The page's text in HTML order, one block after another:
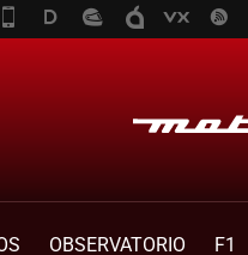
OBSERVATORIO F1